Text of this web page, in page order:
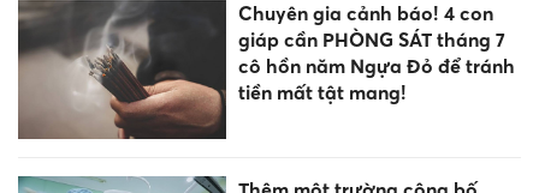
Chuyên gia cảnh báo! 4 con
giáp cần PHÒNG SÁT tháng 7
cô hồn năm Ngựa Đỏ để tránh
tiền mất tật mang!